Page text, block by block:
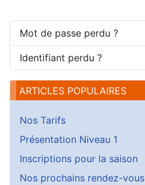
Mot de passe perdu ?
Identifiant perdu ?
ARTICLES POPULAIRES
Nos Tarifs
Présentation Niveau 1
Inscriptions pour la saison
Nos prochains rendez-vous